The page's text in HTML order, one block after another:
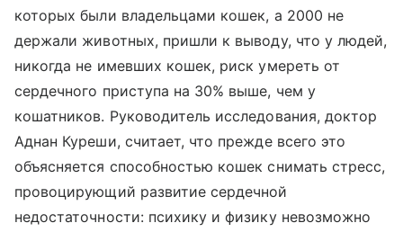
которых были владельцами кошек, а 2000 не
держали животных, пришли к выводу, что у людей,
никогда не имевших кошек, риск умереть от
сердечного приступа на 30% выше, чем у
кошатников. Руководитель исследования, доктор
Аднан Куреши, считает, что прежде всего это
объясняется способностью кошек снимать стресс,
провоцирующий развитие сердечной
недостаточности: психику и физику невозможно